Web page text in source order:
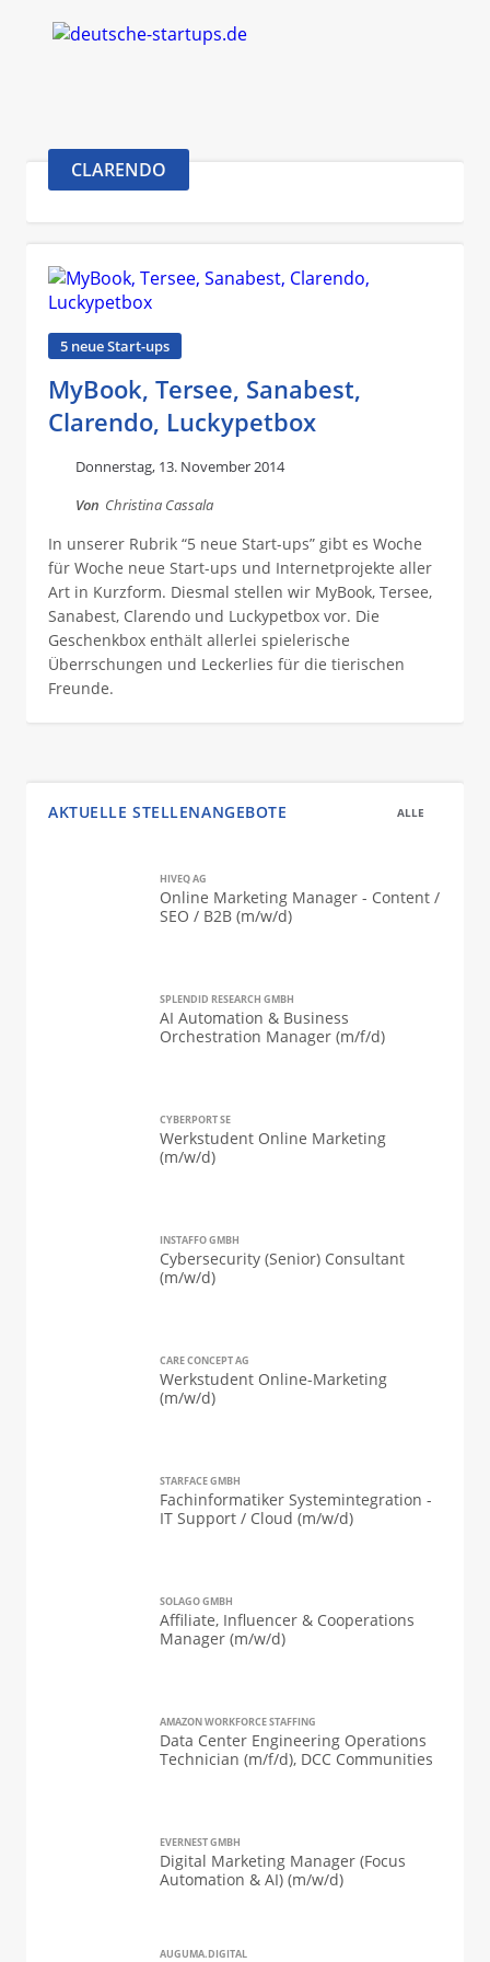
CLARENDO
5 neue Start-ups
MyBook, Tersee, Sanabest,
Clarendo, Luckypetbox
Donnerstag, 13. November 2014
Von Christina Cassala
In unserer Rubrik “5 neue Start-ups” gibt es Woche
für Woche neue Start-ups und Internetprojekte aller
Art in Kurzform. Diesmal stellen wir MyBook, Tersee,
Sanabest, Clarendo und Luckypetbox vor. Die
Geschenkbox enthält allerlei spielerische
Überrschungen und Leckerlies für die tierischen
Freunde.
AKTUELLE STELLENANGEBOTE ALLE
HIVEQ AG
Online Marketing Manager - Content /
SEO / B2B (m/w/d)
SPLENDID RESEARCH GMBH
AI Automation & Business
Orchestration Manager (m/f/d)
CYBERPORT SE
Werkstudent Online Marketing
(m/w/d)
INSTAFFO GMBH
Cybersecurity (Senior) Consultant
(m/w/d)
CARE CONCEPT AG
Werkstudent Online-Marketing
(m/w/d)
STARFACE GMBH
Fachinformatiker Systemintegration -
IT Support / Cloud (m/w/d)
SOLAGO GMBH
Affiliate, Influencer & Cooperations
Manager (m/w/d)
AMAZON WORKFORCE STAFFING
Data Center Engineering Operations
Technician (m/f/d), DCC Communities
EVERNEST GMBH
Digital Marketing Manager (Focus
Automation & AI) (m/w/d)
AUGUMA.DIGITAL